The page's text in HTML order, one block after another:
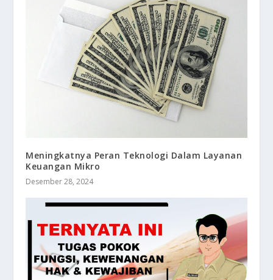
Meningkatnya Peran Teknologi Dalam Layanan
Keuangan Mikro
Desember 28, 2024